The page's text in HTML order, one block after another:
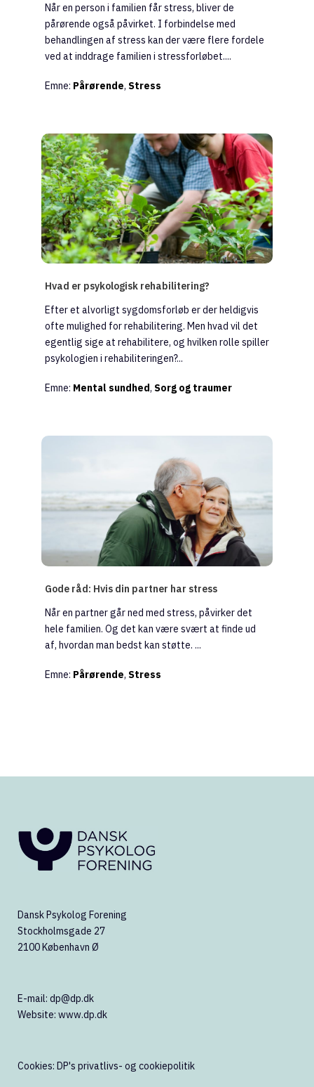
Når en person i familien får stress, bliver de
pårørende også påvirket. I forbindelse med
behandlingen af stress kan der være flere fordele
ved at inddrage familien i stressforløbet....
Emne: Pårørende, Stress
Hvad er psykologisk rehabilitering?
Efter et alvorligt sygdomsforløb er der heldigvis
ofte mulighed for rehabilitering. Men hvad vil det
egentlig sige at rehabilitere, og hvilken rolle spiller
psykologien i rehabiliteringen?...
Emne: Mental sundhed, Sorg og traumer
Gode råd: Hvis din partner har stress
Når en partner går ned med stress, påvirker det
hele familien. Og det kan være svært at finde ud
af, hvordan man bedst kan støtte. ...
Emne: Pårørende, Stress
Dansk Psykolog Forening
Stockholmsgade 27
2100 København Ø
E-mail: dp@dp.dk
Website: www.dp.dk
Cookies: DP's privatlivs- og cookiepolitik